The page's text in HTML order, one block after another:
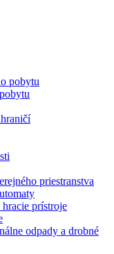
pobytu
priestranstva
prístroje
odpady a drobné